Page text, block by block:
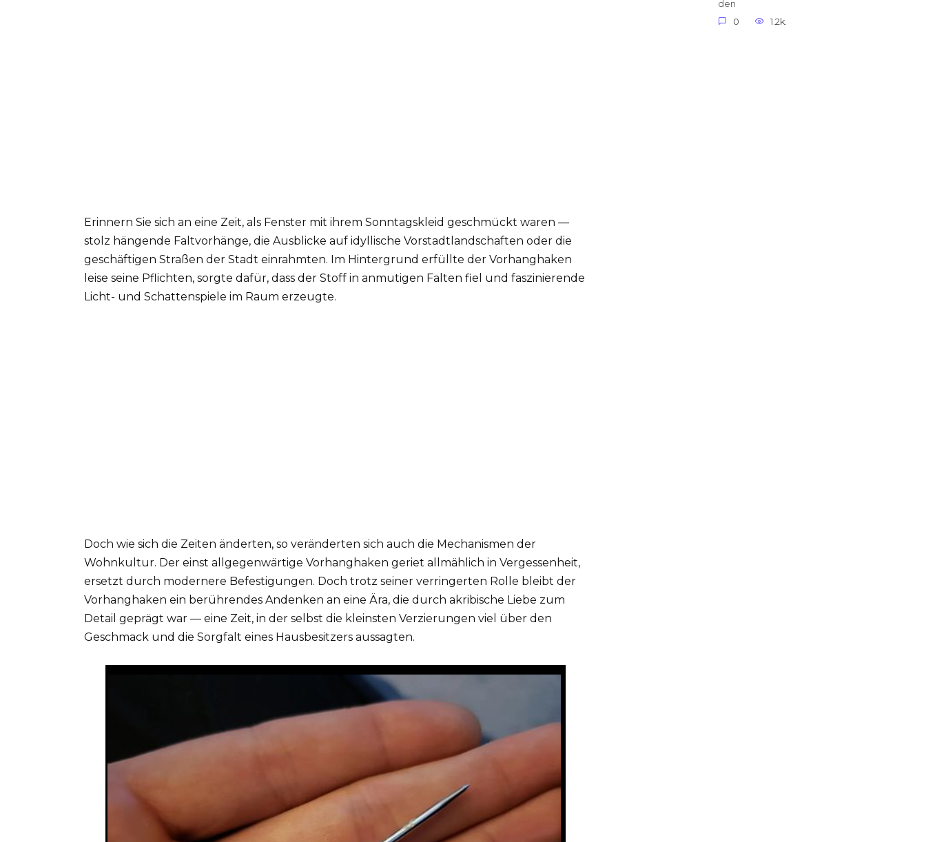
Erinnern Sie sich an eine Zeit, als Fenster mit ihrem Sonntagskleid geschmückt waren —
stolz hängende Faltvorhänge, die Ausblicke auf idyllische Vorstadtlandschaften oder die
geschäftigen Straßen der Stadt einrahmten. Im Hintergrund erfüllte der Vorhanghaken
leise seine Pflichten, sorgte dafür, dass der Stoff in anmutigen Falten fiel und faszinierende
Licht- und Schattenspiele im Raum erzeugte.
Doch wie sich die Zeiten änderten, so veränderten sich auch die Mechanismen der
Wohnkultur. Der einst allgegenwärtige Vorhanghaken geriet allmählich in Vergessenheit,
ersetzt durch modernere Befestigungen. Doch trotz seiner verringerten Rolle bleibt der
Vorhanghaken ein berührendes Andenken an eine Ära, die durch akribische Liebe zum
Detail geprägt war — eine Zeit, in der selbst die kleinsten Verzierungen viel über den
Geschmack und die Sorgfalt eines Hausbesitzers aussagten.
den
0
1.2k.